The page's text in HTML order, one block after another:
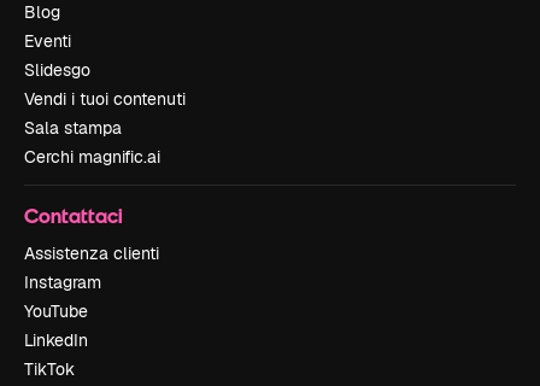
Blog
Eventi
Slidesgo
Vendi i tuoi contenuti
Sala stampa
Cerchi magnific.ai
Contattaci
Assistenza clienti
Instagram
YouTube
LinkedIn
TikTok